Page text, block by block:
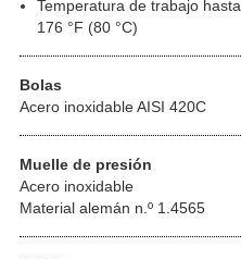
Temperatura de trabajo hasta
176 °F (80 °C)
Bolas
Acero inoxidable AISI 420C
Muelle de presión
Acero inoxidable
Material alemán n.º 1.4565